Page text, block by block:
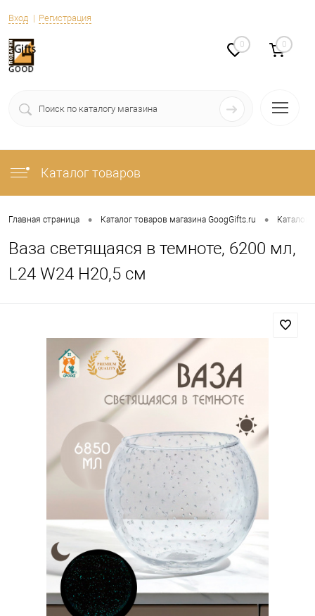
Вход Регистрация
0 0
Каталог товаров
Главная страница • Каталог товаров магазина GoogGifts.ru • Каталог
Ваза светящаяся в темноте, 6200 мл,
L24 W24 H20,5 см